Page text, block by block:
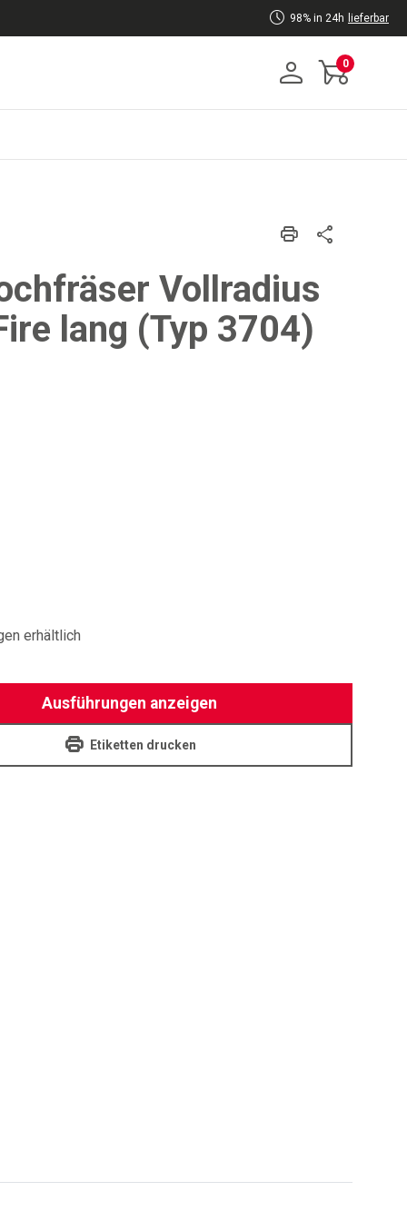
98% in 24h lieferbar
0
Vollradius
lang (Typ 3704)
erhältlich
Ausführungen anzeigen
Etiketten drucken